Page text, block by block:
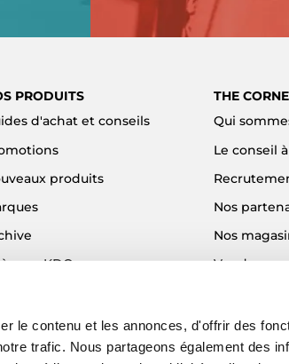
le contenu et les annonces, d'offrir des
trafic. Nous partageons également des
PRODUITS
d'achat et conseils
produits
KDO
THE
Qui
Le conseil
Nos
Nos
Vendre
Blog